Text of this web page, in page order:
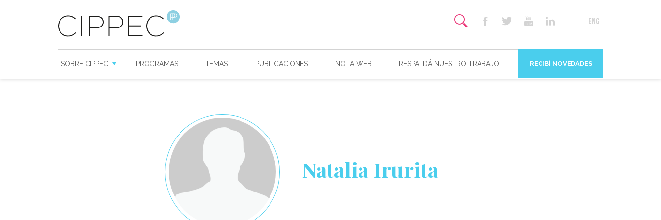
SOBRE CIPPEC PROGRAMAS TEMAS PUBLICACIONES NOTA WEB RESPALDÁ NUESTRO TRABAJO RECIBÍ NOVEDADES
Natalia Irurita